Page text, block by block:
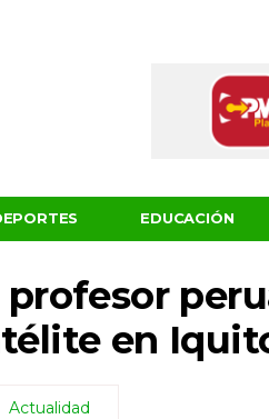
EDUCACIÓN
en
Actualidad